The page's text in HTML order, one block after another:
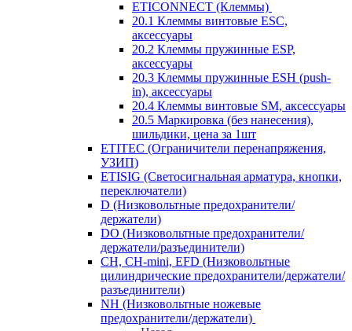
ETICONNECT (Клеммы)
20.1 Клеммы винтовые ESC,
аксессуары
20.2 Клеммы пружинные ESP,
аксессуары
20.3 Клеммы пружинные ESH (push-
in), аксессуары
20.4 Клеммы винтовые SM, аксессуары
20.5 Маркировка (без нанесения),
шильдики, цена за 1шт
ETITEC (Ограничители перенапряжения,
УЗИП)
ETISIG (Светосигнальная арматура, кнопки,
переключатели)
D (Низковольтные предохранители/
держатели)
DO (Низковольтные предохранители/
держатели/разъединители)
CH, CH-mini, EFD (Низковольтные
цилиндрические предохранители/держатели/
разъединители)
NH (Низковольтные ножевые
предохранители/держатели)